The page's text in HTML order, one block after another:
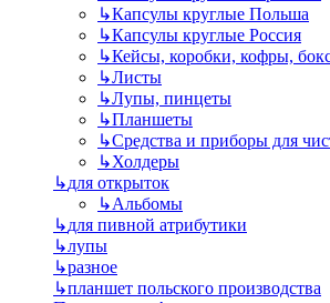
↳Капсулы круглые Польша
↳Капсулы круглые Россия
↳Кейсы, коробки, кофры,
↳Листы
↳Лупы, пинцеты
↳Планшеты
↳Средства и приборы для
↳Холдеры
↳для открыток
↳Альбомы
↳для пивной атрибутики
↳лупы
↳разное
↳планшет польского производства